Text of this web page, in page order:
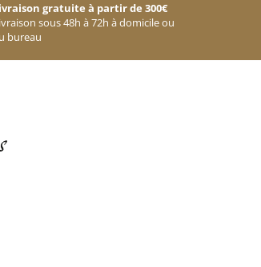
gratuite à partir de 300€
sous 48h à 72h à domicile ou
bureau